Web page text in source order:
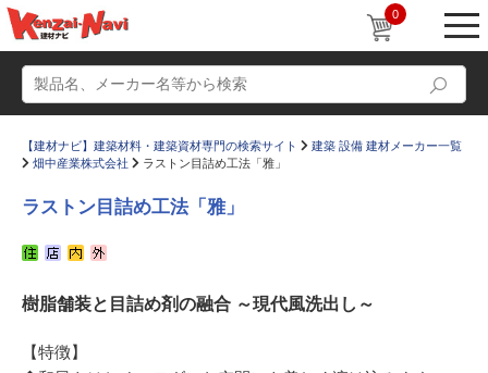
0
かたなび コラム
すまいリング
【建材ナビ】建築材料・建築資材専門の検索サイト
建築 設備 建材メーカー一覧
畑中産業株式会社
ラストン目詰め工法「雅」
ラストン目詰め工法「雅」
樹脂舗装と目詰め剤の融合 ～現代風洗出し～
【特徴】